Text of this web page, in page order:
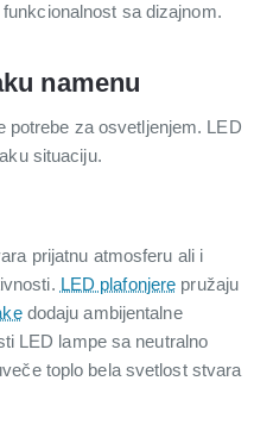
sa dizajnom.
namenu
potrebe za osvetljenjem. LED
situaciju.
prijatnu atmosferu ali i
LED plafonjere pružaju
dodaju ambijentalne
LED lampe sa neutralno
toplo bela svetlost stvara